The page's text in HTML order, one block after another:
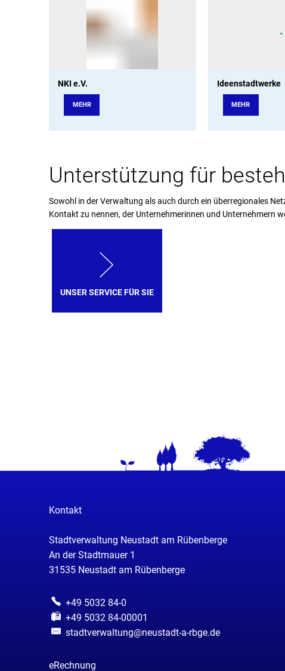
NKI e.V.
MEHR
Ideenstadtwerke
MEHR
Unterstützung für
Sowohl in der Verwaltung als auch durch ein überregionales
Kontakt zu nennen, der Unternehmerinnen und Unternehmern
UNSER SERVICE FÜR SIE
Kontakt
Stadtverwaltung Neustadt am Rübenberge
An der Stadtmauer 1
31535 Neustadt am Rübenberge
+49 5032 84-0
+49 5032 84-00001
stadtverwaltung@neustadt-a-rbge.de
eRechnung